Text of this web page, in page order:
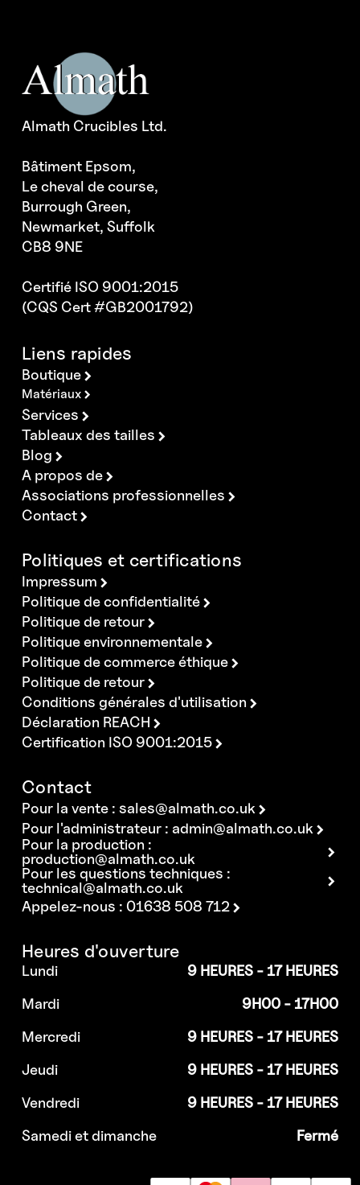
Almath Crucibles Ltd.
Bâtiment Epsom,
Le cheval de course,
Burrough Green,
Newmarket, Suffolk
CB8 9NE
Certifié ISO 9001:2015
(CQS Cert #GB2001792)
Liens rapides
Boutique
Matériaux
Services
Tableaux des tailles
Blog
A propos de
Associations professionnelles
Contact
Politiques et certifications
Impressum
Politique de confidentialité
Politique de retour
Politique environnementale
Politique de commerce éthique
Politique de retour
Conditions générales d'utilisation
Déclaration REACH
Certification ISO 9001:2015
Contact
Pour la vente :sales@almath.co.uk
Pour l'administrateur : admin@almath.co.uk
Pour la production :
production@almath.co.uk
Pour les questions techniques :
technical@almath.co.uk
Appelez-nous : 01638 508 712
Heures d'ouverture
Lundi
9 HEURES - 17 HEURES
Mardi
9H00 - 17H00
Mercredi
9 HEURES - 17 HEURES
Jeudi
9 HEURES - 17 HEURES
Vendredi
9 HEURES - 17 HEURES
Samedi et dimanche
Fermé